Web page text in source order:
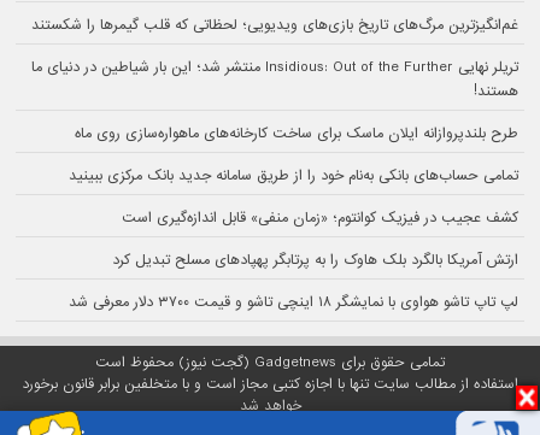
غم‌انگیزترین مرگ‌های تاریخ بازی‌های ویدیویی؛ لحظاتی که قلب گیمرها را شکستند
تریلر نهایی Insidious: Out of the Further منتشر شد؛ این بار شیاطین در دنیای ما
هستند!
طرح بلندپروازانه ایلان ماسک برای ساخت کارخانه‌های ماهواره‌سازی روی ماه
تمامی حساب‌های بانکی به‌نام خود را از طریق سامانه جدید بانک مرکزی ببینید
کشف عجیب در فیزیک کوانتوم؛ «زمان منفی» قابل اندازه‌گیری است
ارتش آمریکا بالگرد بلک هاوک را به پرتابگر پهپادهای مسلح تبدیل کرد
لپ تاپ تاشو هواوی با نمایشگر ۱۸ اینچی تاشو و قیمت ۳۷۰۰ دلار معرفی شد
تمامی حقوق برای Gadgetnews (گجت نیوز) محفوظ است
استفاده از مطالب سایت تنها با اجازه کتبی مجاز است و با متخلفین برابر قانون برخورد
خواهد شد
مبین هاست میزبانی می‌شود